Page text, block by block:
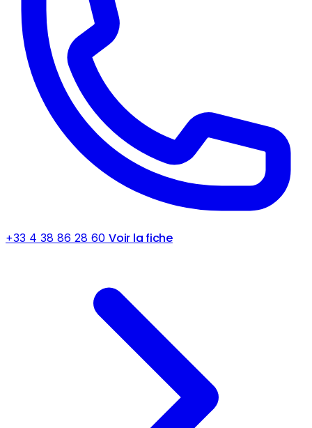
+33 4 38 86 28 60 Voir la fiche